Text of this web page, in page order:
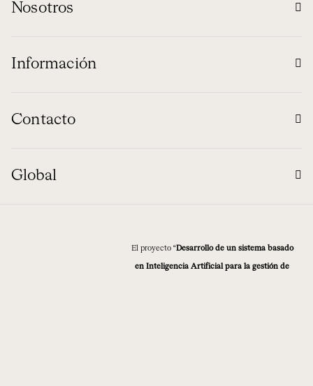
Nosotros
Información
Contacto
Global
El proyecto “Desarrollo de un sistema basado
en Inteligencia Artificial para la gestión de